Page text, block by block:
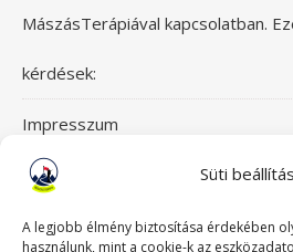
Süti beállítás
A legjobb élmény biztosítása érdekében
használunk, mint a cookie-k az
MászásTerápiával kapcsolatban.
kérdések:
Impresszum
Itt érsz el bennünket!
Mászásterápia csapata